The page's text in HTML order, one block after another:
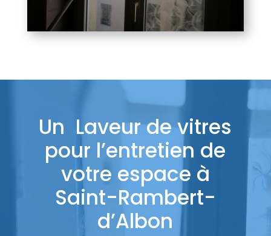
Un Laveur de vitres
pour l’entretien de
votre espace à
Saint-Rambert-
d’Albon